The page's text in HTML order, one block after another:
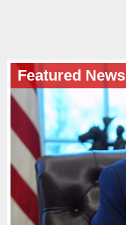
Featured News